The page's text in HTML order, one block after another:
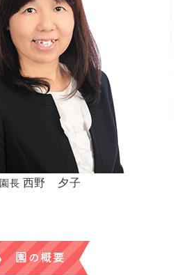
園長 西野 夕子
園の概要